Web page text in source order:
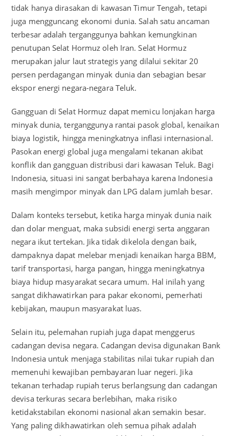
tidak hanya dirasakan di kawasan Timur Tengah, tetapi
juga mengguncang ekonomi dunia. Salah satu ancaman
terbesar adalah terganggunya bahkan kemungkinan
penutupan Selat Hormuz oleh Iran. Selat Hormuz
merupakan jalur laut strategis yang dilalui sekitar 20
persen perdagangan minyak dunia dan sebagian besar
ekspor energi negara-negara Teluk.
Gangguan di Selat Hormuz dapat memicu lonjakan harga
minyak dunia, terganggunya rantai pasok global, kenaikan
biaya logistik, hingga meningkatnya inflasi internasional.
Pasokan energi global juga mengalami tekanan akibat
konflik dan gangguan distribusi dari kawasan Teluk. Bagi
Indonesia, situasi ini sangat berbahaya karena Indonesia
masih mengimpor minyak dan LPG dalam jumlah besar.
Dalam konteks tersebut, ketika harga minyak dunia naik
dan dolar menguat, maka subsidi energi serta anggaran
negara ikut tertekan. Jika tidak dikelola dengan baik,
dampaknya dapat melebar menjadi kenaikan harga BBM,
tarif transportasi, harga pangan, hingga meningkatnya
biaya hidup masyarakat secara umum. Hal inilah yang
sangat dikhawatirkan para pakar ekonomi, pemerhati
kebijakan, maupun masyarakat luas.
Selain itu, pelemahan rupiah juga dapat menggerus
cadangan devisa negara. Cadangan devisa digunakan Bank
Indonesia untuk menjaga stabilitas nilai tukar rupiah dan
memenuhi kewajiban pembayaran luar negeri. Jika
tekanan terhadap rupiah terus berlangsung dan cadangan
devisa terkuras secara berlebihan, maka risiko
ketidakstabilan ekonomi nasional akan semakin besar.
Yang paling dikhawatirkan oleh semua pihak adalah